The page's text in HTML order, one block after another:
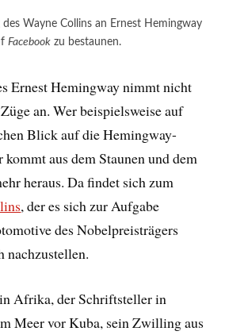
des Wayne Collins an Ernest Hemingway
Facebookzu bestaunen.
Ernest Hemingway nimmt nicht
an. Wer beispielsweise auf
Blick auf die Hemingway-
aus dem Staunen und dem
heraus. Da findet sich zum
, der es sich zur Aufgabe
des Nobelpreisträgers
nachzustellen.
Afrika, der Schriftsteller in
Meer vor Kuba, sein Zwilling aus